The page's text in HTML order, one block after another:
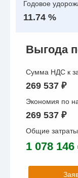
Годовое
11.74 %
Выгода
Сумма НДС к
269 537 ₽
Экономия по
269 537 ₽
Общие
1 078 146